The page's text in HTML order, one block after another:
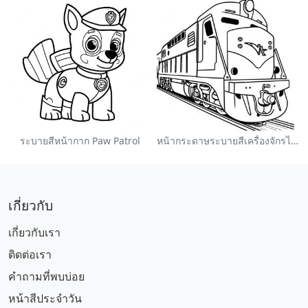
ระบายสีหน้ากาก Paw Patrol หน้ากระดาษระบายสีเครื่องจักรไอน้ำหลากสี
เกี่ยวกับ
เกี่ยวกับเรา
ติดต่อเรา
คำถามที่พบบ่อย
หน้าสีประจำวัน